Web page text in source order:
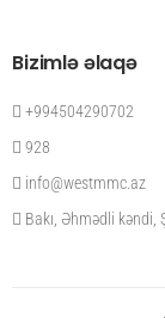
Bizimlə əlaqə
+994504290702
928
info@westmmc.az
Bakı, Əhmədli kəndi,